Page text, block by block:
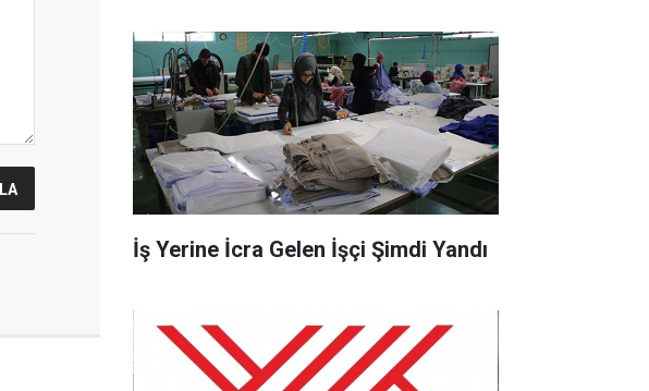
İş Yerine İcra Gelen İşçi Şimdi Yandı